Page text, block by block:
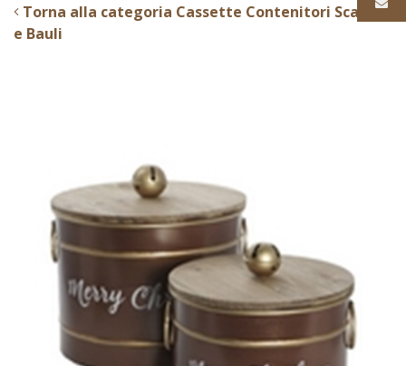
Torna alla categoria Cassette Contenitori Scatole
e Bauli